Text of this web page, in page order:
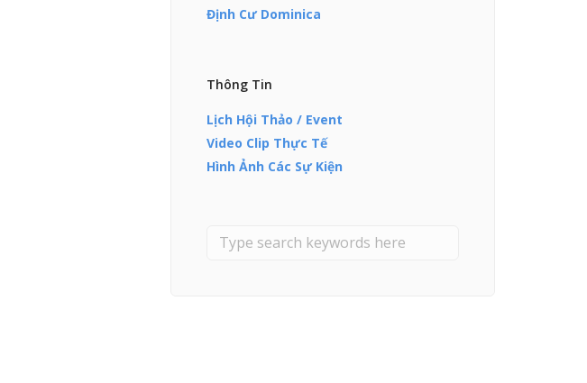
Định Cư Dominica
Thông Tin
Lịch Hội Thảo / Event
Video Clip Thực Tế
Hình Ảnh Các Sự Kiện